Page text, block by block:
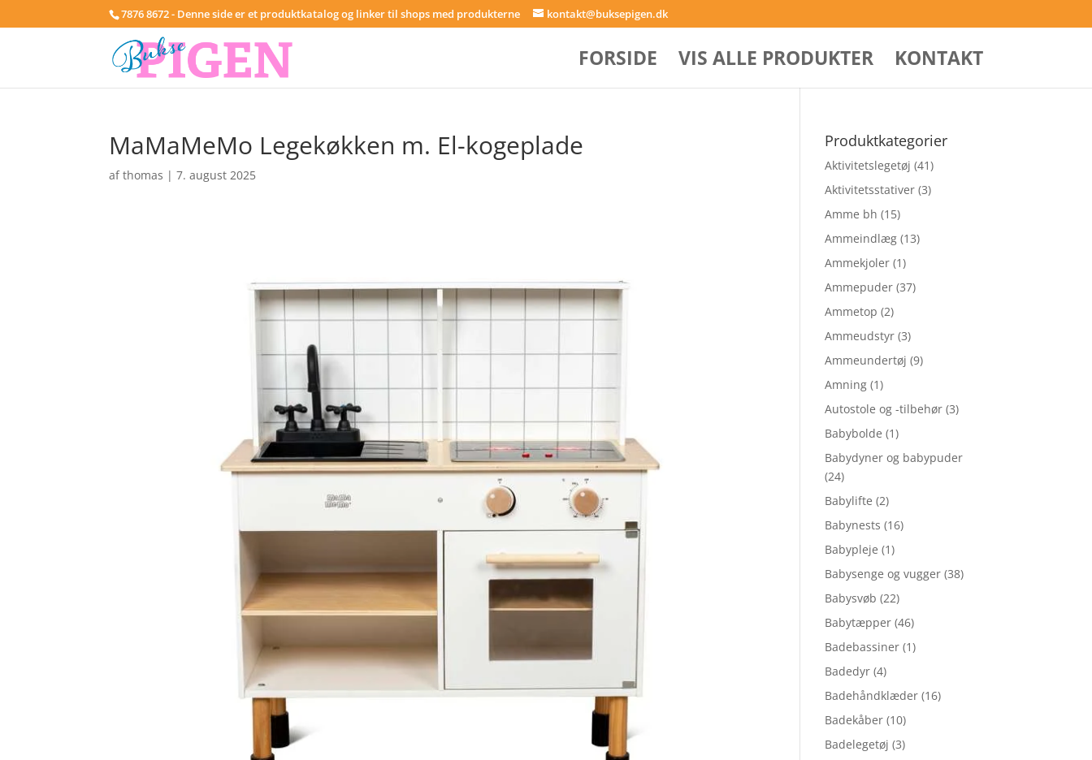
7876 8672 - Denne side er et produktkatalog og linker til shops med produkterne kontakt@buksepigen.dk
FORSIDE VIS ALLE PRODUKTER KONTAKT
MaMaMeMo Legekøkken m. El-kogeplade
afthomas |7. august 2025
Produktkategorier
Aktivitetslegetøj (41)
Aktivitetsstativer (3)
Amme bh (15)
Ammeindlæg (13)
Ammekjoler (1)
Ammepuder (37)
Ammetop (2)
Ammeudstyr (3)
Ammeundertøj (9)
Amning (1)
Autostole og -tilbehør (3)
Babybolde (1)
Babydyner og babypuder
(24)
Babylifte (2)
Babynests (16)
Babypleje (1)
Babysenge og vugger (38)
Babysvøb (22)
Babytæpper (46)
Badebassiner (1)
Badedyr (4)
Badehåndklæder (16)
Badekåber (10)
Badelegetøj (3)